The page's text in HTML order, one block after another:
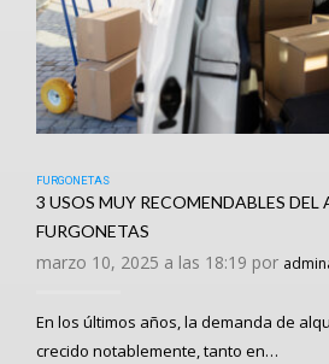
FURGONETAS
3 USOS MUY RECOMENDABLES DEL
FURGONETAS
marzo 10, 2025 a las 18:19 por
En los últimos años, la demanda de
crecido notablemente, tanto en…